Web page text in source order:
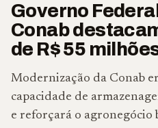
Governo
Conab
de R$ 55
Modernização da Conab
capacidade de
e reforçará o agronegócio